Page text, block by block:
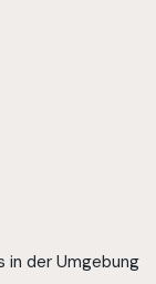
in der Umgebung